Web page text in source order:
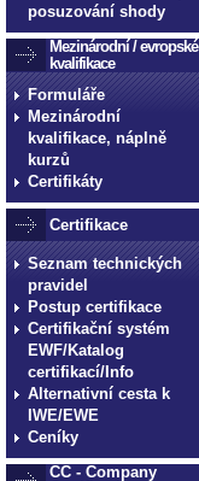
posuzování shody
Mezinárodní / evropské
kvalifikace
Formuláře
Mezinárodní
kvalifikace, náplně
kurzů
Certifikáty
Certifikace
Seznam technických
pravidel
Postup certifikace
Certifikační systém
EWF/Katalog
certifikací/Info
Alternativní cesta k
IWE/EWE
Ceníky
CC - Company